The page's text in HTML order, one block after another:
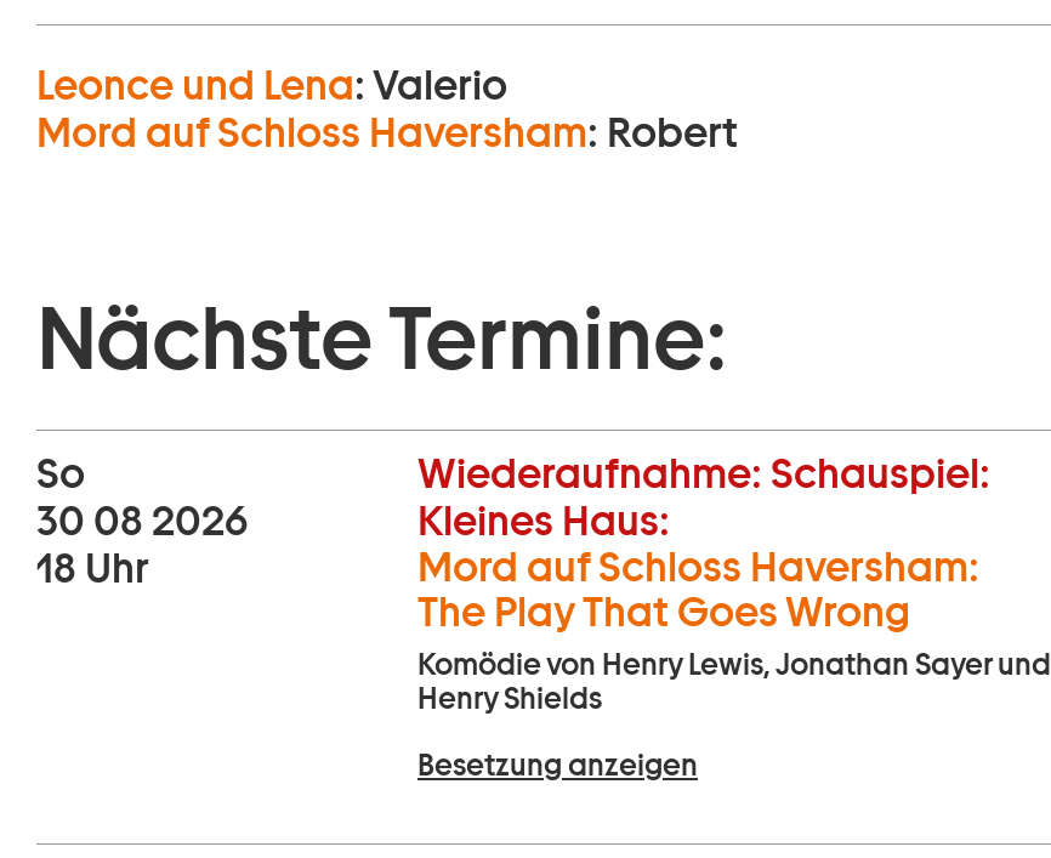
Leonce und Lena: Valerio
Mord auf Schloss Haversham: Robert
Nächste Termine:
So
30 08 2026
18 Uhr
Wiederaufnahme: Schauspiel:
Kleines Haus:
Mord auf Schloss Haversham:
The Play That Goes Wrong
Komödie von Henry Lewis, Jonathan Sayer und
Henry Shields
Besetzung anzeigen